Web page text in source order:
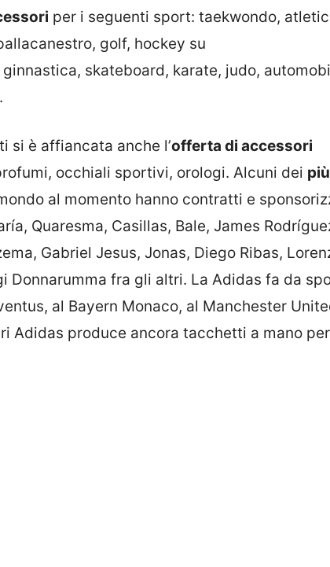
per i seguenti sport: taekwondo,
golf, hockey su
skateboard, karate, judo,
si è affiancata anche l’offerta di accessori
occhiali sportivi, orologi. Alcuni dei più
al momento hanno contratti e
Quaresma, Casillas, Bale, James
Gabriel Jesus, Jonas, Diego Ribas,
Donnarumma fra gli altri. La Adidas fa da
al Bayern Monaco, al Manchester
Adidas produce ancora tacchetti a mano